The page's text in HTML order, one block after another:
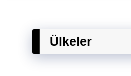
Ülkeler